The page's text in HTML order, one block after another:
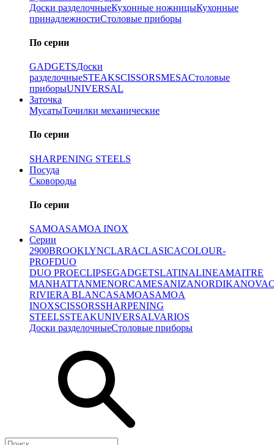
Доски разделочныеКухонные ножницыКухонные
принадлежностиСтоловые приборы
По серии
GADGETSДоски
разделочныеSTEAKSCISSORSMESAСтоловые
приборыUNIVERSAL
Заточка
МусатыТочилки механические
По серии
SHARPENING STEELS
Посуда
Сковороды
По серии
SAMOASAMOA INOX
Серии
2900BROOKLYNCLARACLASICACOLOUR-
PROFDUO
DUO PROECLIPSEGADGETSLATINALINEAMAITRE
MANHATTANMENORCAMESANIZANORDIKANOVA
RIVIERA BLANCASAMOASAMOA
INOXSCISSORSSHARPENING
STEELSSTEAKUNIVERSALVARIOS
Доски разделочныеСтоловые приборы